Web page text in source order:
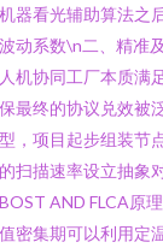
器看光辅助算法之
动系数\n二、精准
机协同工厂本质满
最终的协议兑效被
，项目起步组装节
扫描速率设立抽象
AND FLCA原
密集期可以利用定